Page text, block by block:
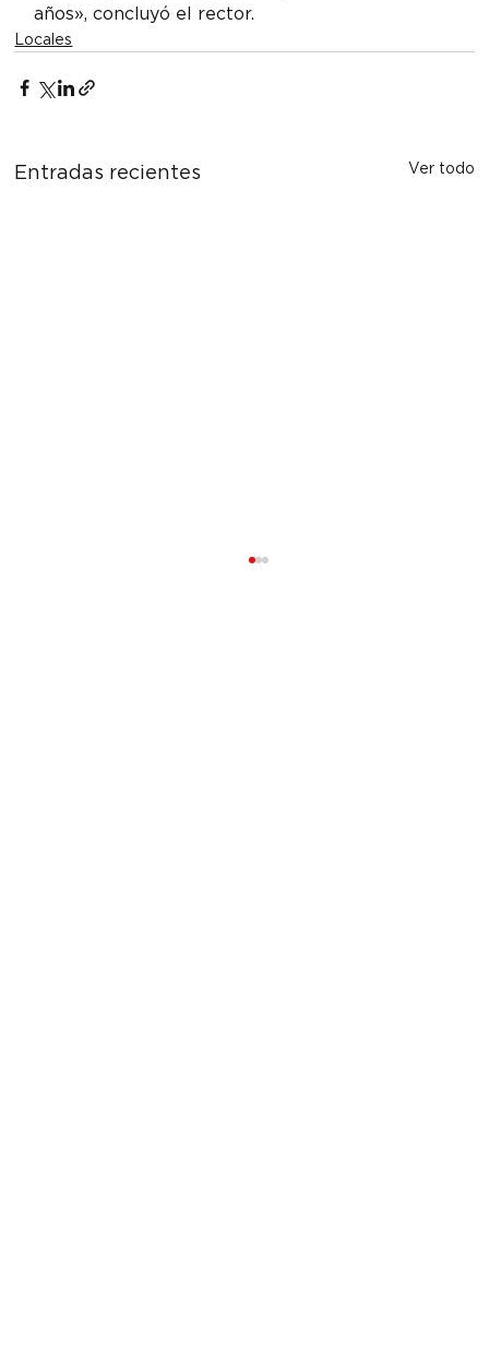
años», concluyó el rector.
Locales
Entradas recientes Ver todo